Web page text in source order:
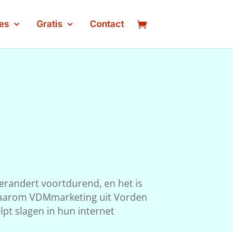
Gratis Contact
voortdurend, en het is
VDMmarketing uit Vorden
slagen in hun internet